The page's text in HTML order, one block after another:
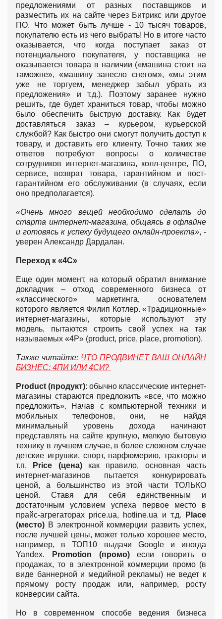
предложениями от разных поставщиков и
разместить их на сайте через Битрикс или другое
ПО. Что может быть лучше - 10 тысяч товаров,
покупателю есть из чего выбрать! Но в итоге часто
оказывается, что когда поступает заказ от
потенциального покупателя, у поставщика не
оказывается товара в наличии («машина стоит на
таможне», «машину занесло снегом», «мы этим
уже не торгуем, менеджер забыл убрать из
предложения» и т.д.). Поэтому заранее нужно
решить, где будет храниться товар, чтобы можно
было обеспечить быструю доставку. Как будет
доставляться заказ – курьером, курьерской
службой? Как быстро они смогут получить доступ к
товару, и доставить его клиенту. Точно таких же
ответов потребуют вопросы о количестве
сотрудников интернет-магазина, колл-центре, ПО,
сервисе, возврат товара, гарантийном и пост-
гарантийном его обслуживании (в случаях, если
оно предполагается).
«Очень много вещей необходимо сделать до
старта интернет-магазина, общаясь в офлайне
и готовясь к успеху будущего онлайн-проекта», -
уверен Александр Дардалан.
Переход к «4С»
Еще один момент, на который обратил внимание
докладчик – отход современного бизнеса от
«классического» маркетинга, основателем
которого является Филип Котлер. «Традиционные»
интернет-магазины, которые используют эту
модель, пытаются строить свой успех на так
называемых «4P» (product, price, place, promotion).
Также читайте: ЧТО ПРОДВИНЕТ ВАШ ОНЛАЙН
БИЗНЕС: 4ПИ ИЛИ 4СИ?
Product (продукт): обычно классические интернет-
магазины стараются предложить «все, что можно
предложить». Начав с компьютерной техники и
мобильных телефонов, они, не найдя
минимальный уровень дохода начинают
представлять на сайте крупную, мелкую бытовую
технику в лучшем случае, в более сложном случае
детские игрушки, спорт, парфюмерию, тракторы и
т.п.
Price (цена)как правило, основная часть
интернет-магазинов пытается конкурировать
ценой, а большинство из этой части ТОЛЬКО
ценой. Ставя для себя единственным и
достаточным условием успеха первое место в
прайс-агрегаторах price.ua, hotline.ua и т.д.
Place
(место) В электронной коммерции развить успех,
после лучшей цены, может только хорошее место,
например, в ТОП10 выдачи Google и иногда
Yandex.
Promotion (промо)если говорить о
продажах, то в электронной коммерции промо (в
виде баннерной и медийной рекламы) не ведет к
прямому росту продаж или, например, росту
конверсии сайта.
Но в современном способе ведения бизнеса